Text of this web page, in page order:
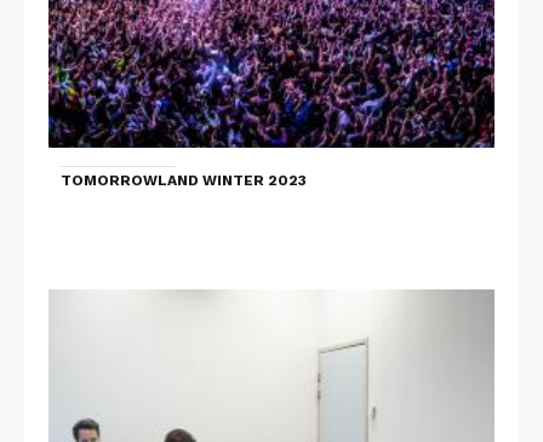
TOMORROWLAND WINTER 2023